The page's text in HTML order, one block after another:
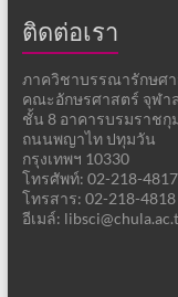
ติดต่อเรา
ภาควิชาบรรณารักษศ
คณะอักษรศาสตร์ จุฬา
ชั้น 8 อาคารบรมราชกุ
ถนนพญาไท ปทุมวัน
กรุงเทพฯ 10330
โทรศัพท์: 02-218-
โทรสาร: 02-218-4818
อีเมล์: